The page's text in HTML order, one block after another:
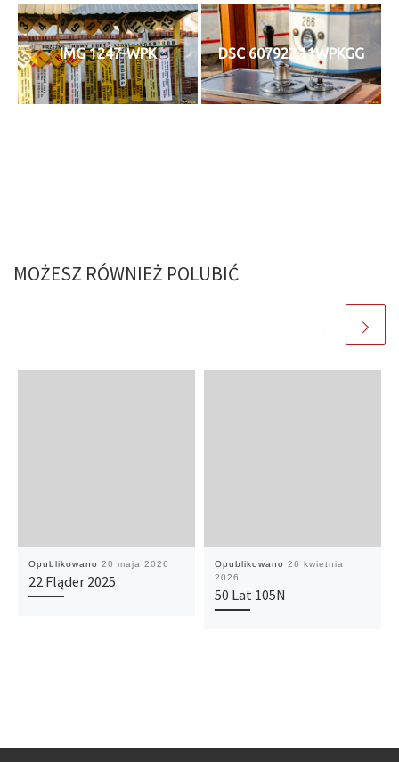
IMG 1247-WPK DSC 607922.11WPKGG
MOŻESZ RÓWNIEŻ POLUBIĆ
Opublikowano 20 maja 2026
22 Fląder 2025
Opublikowano 26 kwietnia
2026
50 Lat 105N